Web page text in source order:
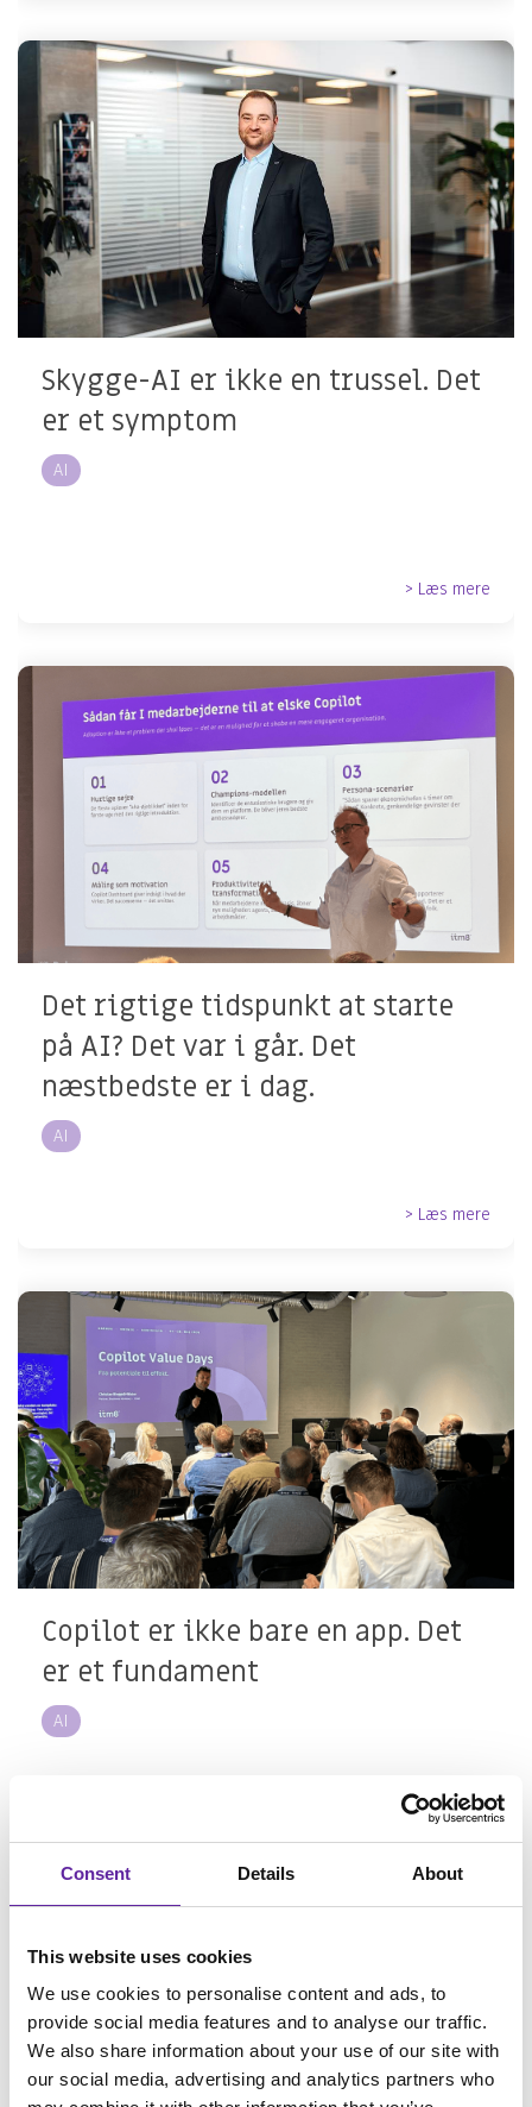
Consent Details About
This website uses cookies
We use cookies to personalise content and ads, to
provide social media features and to analyse our traffic.
We also share information about your use of our site with
our social media, advertising and analytics partners who
Skygge-AI er ikke en trussel. Det
er et symptom
AI
> Læs mere
Det rigtige tidspunkt at starte
på AI? Det var i går. Det
næstbedste er i dag.
AI
> Læs mere
Copilot er ikke bare en app. Det
er et fundament
AI
> Læs mere